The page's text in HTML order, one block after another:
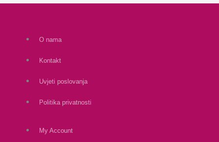
O nama
Kontakt
Uvjeti poslovanja
Politika privatnosti
My Account